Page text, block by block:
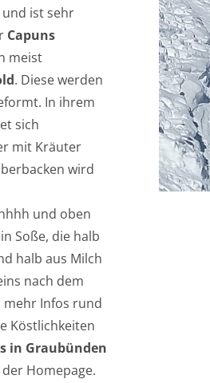
und ist sehr
Capuns
meist
. Diese werden
In ihrem
sich
mit Kräuter
wird
und oben
Soße, die halb
halb aus Milch
nach dem
mehr Infos rund
Köstlichkeiten
in Graubünden
Homepage.